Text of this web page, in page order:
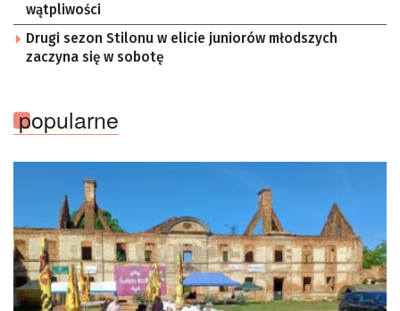
wątpliwości
Drugi sezon Stilonu w elicie juniorów młodszych
zaczyna się w sobotę
popularne